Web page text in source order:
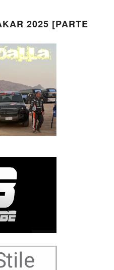
2025 [PARTE